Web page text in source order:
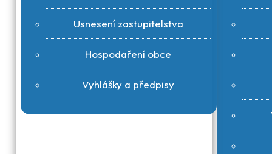
Usnesení zastupitelstva
Hospodaření obce
Vyhlášky a předpisy